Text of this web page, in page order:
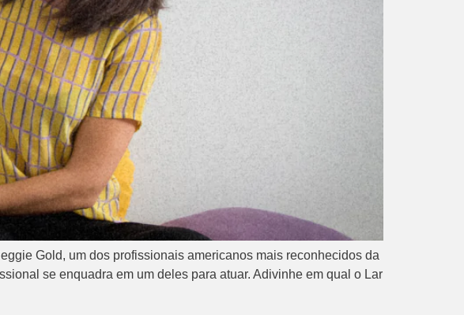
Gold, um dos profissionais americanos mais reconhecidos da
se enquadra em um deles para atuar. Adivinhe em qual o Lar